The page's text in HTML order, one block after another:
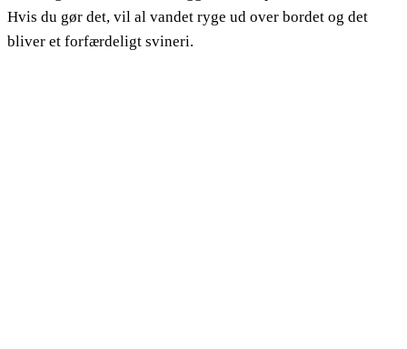
Hvis du gør det, vil al vandet ryge ud over bordet og det
bliver et forfærdeligt svineri.